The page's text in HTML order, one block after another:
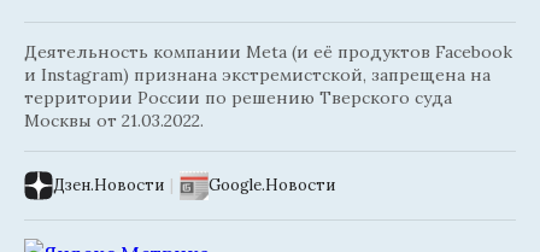
Деятельность компании Meta (и её продуктов Facebook
и Instagram) признана экстремистской, запрещена на
территории России по решению Тверского суда
Москвы от 21.03.2022.
Дзен.Новости | Google.Новости